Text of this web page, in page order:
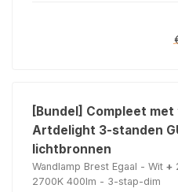
[Bundel] Compleet met
Artdelight 3-standen
lichtbronnen
Wandlamp Brest Egaal - Wit +
2700K 400lm - 3-stap-dim